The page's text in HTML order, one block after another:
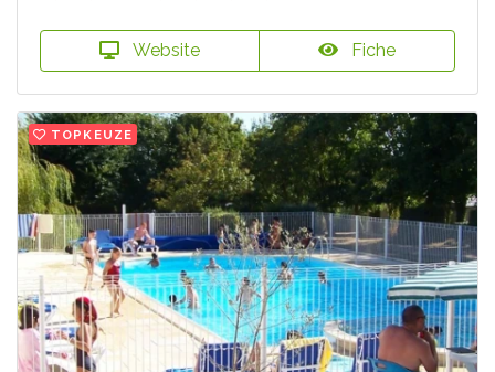
Website Fiche
TOPKEUZE